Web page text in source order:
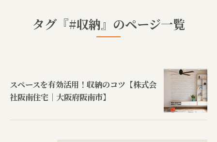
タグ『#収納』のページ一覧
スペースを有効活用！収納のコツ【株式会
社阪南住宅｜大阪府阪南市】